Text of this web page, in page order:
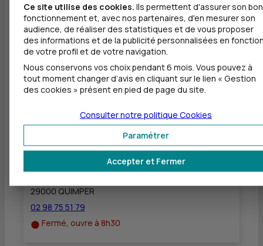
Dépôt valorisé de chèques EUR
Dépôt de chèques EUR
Equipement pour déficients visuels
Autres agences les plus proches
CIC QUIMPER-ODET
29000 QUIMPER
02 98 75 51 79
Fermé, ouvre à 8h30
Ce site utilise des cookies. Ils permettent d'assurer son bon
fonctionnement et, avec nos partenaires, d'en mesurer son
audience, de réaliser des statistiques et de vous proposer
des informations et de la publicité personnalisées en
de votre profil et de votre navigation.
Nous conservons vos choix pendant 6 mois. Vous pouvez à
tout moment changer d’avis en cliquant sur le lien « Gestion
des cookies » présent en pied de page du site.
Accepter et Fermer
Paramétrer
Consulter notre politique Cookies